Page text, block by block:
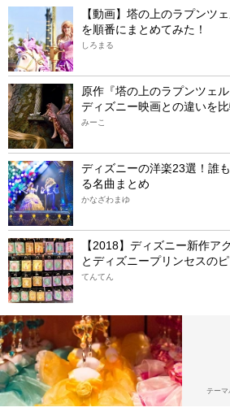
【動画】塔の上のラプンツ
を順番にまとめてみた！
しろまる
原作『塔の上のラプンツェ
ディズニー映画との違いを比
みーこ
ディズニーの洋楽23選！誰
る名曲まとめ
かなざわまゆ
【2018】ディズニー新作ア
とディズニープリンセスの
てんてん
テーマ